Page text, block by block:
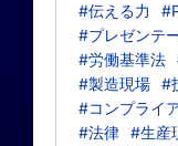
#伝える力
#プレゼンテ
#労働基準法
#製造現場 #
#コンプライ
#法律 #生産